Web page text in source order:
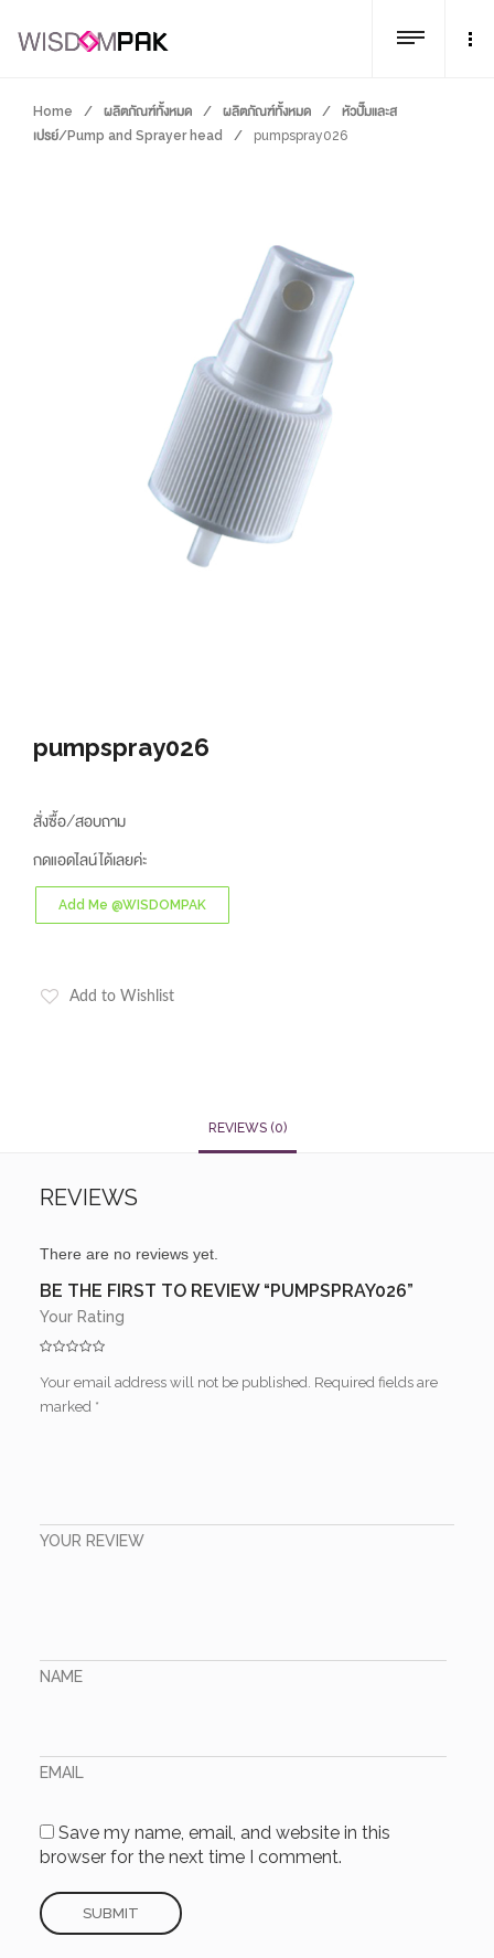
Home / ผลิตภัณฑ์ทั้งหมด / ผลิตภัณฑ์ทั้งหมด /
หัวปั๊มและส
เปรย์/Pump and Sprayer head
/ pumpspray026
pumpspray026
สั่งซื้อ/สอบถาม
กดแอดไลน์ได้เลยค่ะ
Add Me @WISDOMPAK
Add to Wishlist
REVIEWS (0)
REVIEWS
There are no reviews yet.
BE THE FIRST TO REVIEW “PUMPSPRAY026”
Your email address will not be published. Required fields are
marked *
Your Rating
YOUR REVIEW
NAME
EMAIL
Save my name, email, and website in this
browser for the next time I comment.